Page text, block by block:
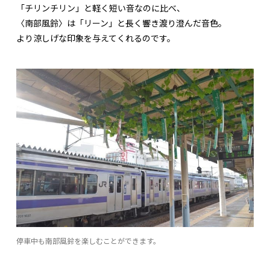
「チリンチリン」と軽く短い音なのに比べ、
〈南部風鈴〉は「リーン」と長く響き渡り澄んだ音色。
より涼しげな印象を与えてくれるのです。
停車中も南部風鈴を楽しむことができます。